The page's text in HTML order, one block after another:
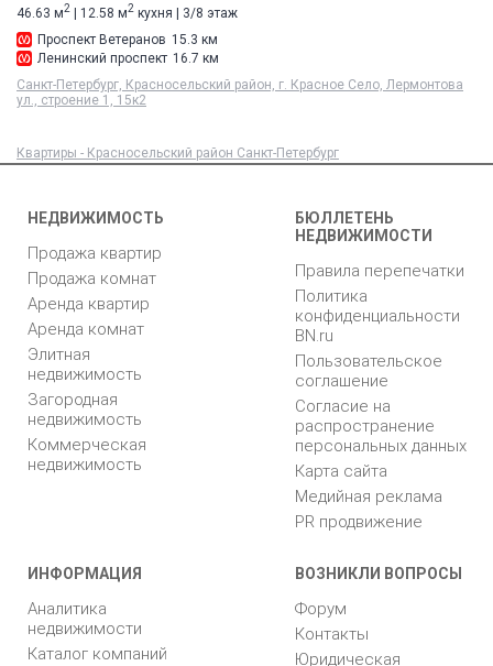
46.63 м2 | 12.58 м2 кухня | 3/8 этаж
Проспект Ветеранов 15.3 км
Ленинский проспект 16.7 км
Санкт-Петербург, Красносельский район, г. Красное Село, Лермонтова
ул., строение 1, 15к2
Квартиры - Красносельский район Санкт-Петербург
НЕДВИЖИМОСТЬ
Продажа квартир
Продажа комнат
Аренда квартир
Аренда комнат
Элитная
недвижимость
Загородная
недвижимость
Коммерческая
недвижимость
БЮЛЛЕТЕНЬ
НЕДВИЖИМОСТИ
Правила перепечатки
Политика
конфиденциальности
BN.ru
Пользовательское
соглашение
Согласие на
распространение
персональных данных
Карта сайта
Медийная реклама
PR продвижение
ИНФОРМАЦИЯ
Аналитика
недвижимости
Каталог компаний
ВОЗНИКЛИ ВОПРОСЫ
Форум
Контакты
Юридическая